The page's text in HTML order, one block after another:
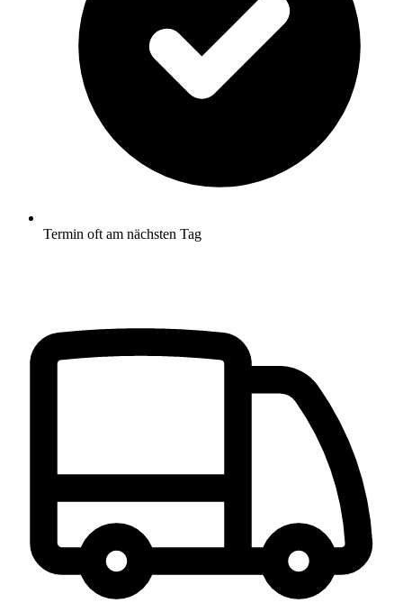
Termin oft am nächsten Tag